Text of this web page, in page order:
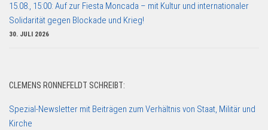
15.08., 15:00: Auf zur Fiesta Moncada – mit Kultur und internationaler
Solidarität gegen Blockade und Krieg!
30. JULI 2026
CLEMENS RONNEFELDT SCHREIBT:
Spezial-Newsletter mit Beiträgen zum Verhältnis von Staat, Militär und
Kirche